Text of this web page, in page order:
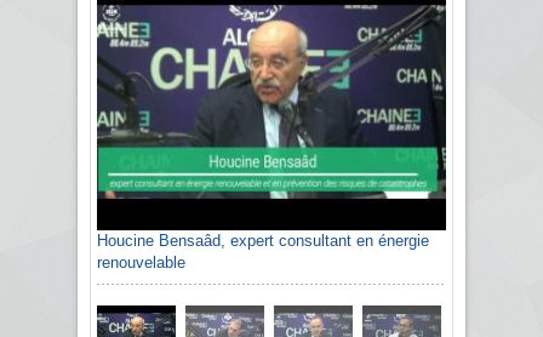
Houcine Bensaâd, expert consultant en énergie
renouvelable